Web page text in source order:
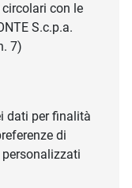
circolari con le
S.c.p.a.
7)
dati per finalità
di
personalizzati